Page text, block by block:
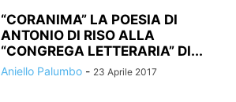
“CORANIMA” LA POESIA DI
ANTONIO DI RISO ALLA
“CONGREGA LETTERARIA” DI...
Aniello Palumbo - 23 Aprile 2017